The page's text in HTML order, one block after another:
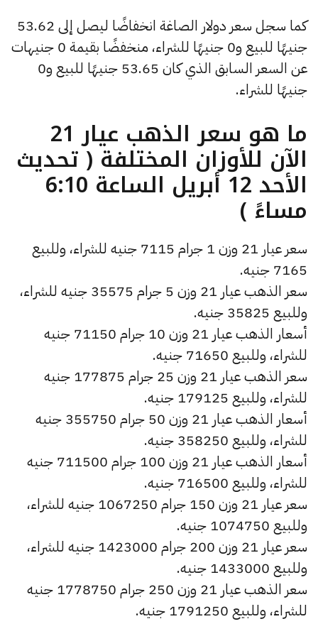
كما سجل سعر دولار الصاغة انخفاضًا ليصل إلى 53.62
جنيهًا للبيع و0 جنيهًا للشراء، منخفضًا بقيمة 0 جنيهات
عن السعر السابق الذي كان 53.65 جنيهًا للبيع و0
جنيهًا للشراء.
ما هو سعر الذهب عيار 21
الآن للأوزان المختلفة ( تحديث
الأحد 12 أبريل الساعة 6:10
مساءً )
سعر عيار 21 وزن 1 جرام 7115 جنيه للشراء، وللبيع
7165 جنيه.
سعر الذهب عيار 21 وزن 5 جرام 35575 جنيه للشراء،
وللبيع 35825 جنيه.
أسعار الذهب عيار 21 وزن 10 جرام 71150 جنيه
للشراء، وللبيع 71650 جنيه.
سعر الذهب عيار 21 وزن 25 جرام 177875 جنيه
للشراء، وللبيع 179125 جنيه.
أسعار الذهب عيار 21 وزن 50 جرام 355750 جنيه
للشراء، وللبيع 358250 جنيه.
أسعار الذهب عيار 21 وزن 100 جرام 711500 جنيه
للشراء، وللبيع 716500 جنيه.
سعر عيار 21 وزن 150 جرام 1067250 جنيه للشراء،
وللبيع 1074750 جنيه.
سعر عيار 21 وزن 200 جرام 1423000 جنيه للشراء،
وللبيع 1433000 جنيه.
سعر الذهب عيار 21 وزن 250 جرام 1778750 جنيه
للشراء، وللبيع 1791250 جنيه.